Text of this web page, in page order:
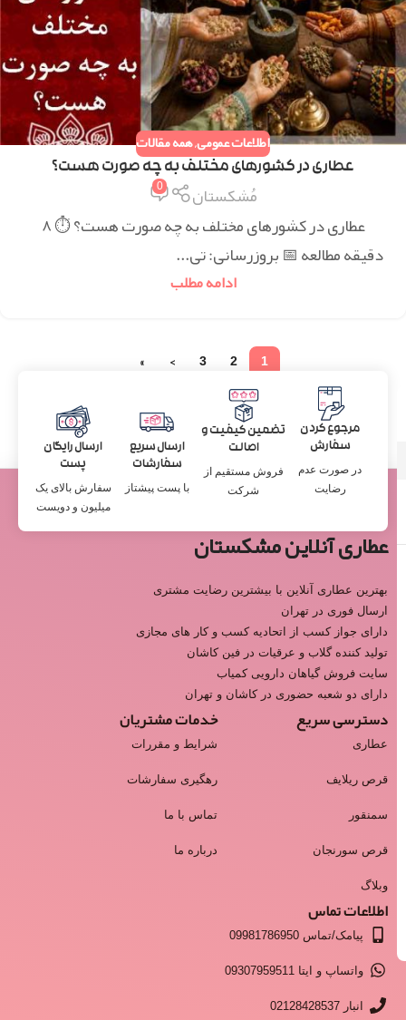
اطلاعات عمومی,همه مقالات
عطاری در کشورهای مختلف به چه صورت هست؟
مُشکستان 0
عطاری در کشورهای مختلف به چه صورت هست؟ ⏱ ۸
دقیقه مطالعه 📅 بروزرسانی: تی...
ادامه مطلب
1
2
3
›
»
مرجوع کردن
سفارش
در صورت عدم
رضایت
تضمین کیفیت و
اصالت
فروش مستقیم از
شرکت
ارسال سریع
سفارشات
با پست پیشتاز
ارسال رایگان
پست
سفارش بالای یک
میلیون و دویست
عطاری آنلاین مشکستان
بهترین عطاری آنلاین با بیشترین رضایت مشتری
ارسال فوری در تهران
دارای جواز کسب از اتحادیه کسب و کار های مجازی
تولید کننده گلاب و عرقیات در فین کاشان
سایت فروش گیاهان دارویی کمیاب
دارای دو شعبه حضوری در کاشان و تهران
دسترسی سریع
عطاری
قرص ریلایف
سمنقور
قرص سورنجان
وبلاگ
خدمات مشتریان
شرایط و مقررات
رهگیری سفارشات
تماس با ما
درباره ما
اطلاعات تماس
پیامک/تماس 09981786950
واتساپ و ایتا 09307959511
انبار 02128428537